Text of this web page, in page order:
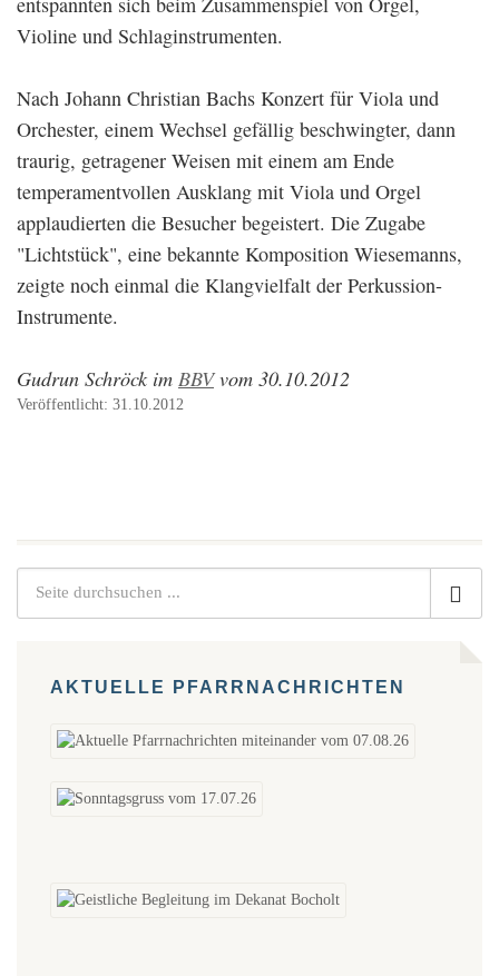
Violine und Schlaginstrumenten.
Nach Johann Christian Bachs Konzert für Viola und
Orchester, einem Wechsel gefällig beschwingter, dann
traurig, getragener Weisen mit einem am Ende
temperamentvollen Ausklang mit Viola und Orgel
applaudierten die Besucher begeistert. Die Zugabe
"Lichtstück", eine bekannte Komposition Wiesemanns,
zeigte noch einmal die Klangvielfalt der Perkussion-
Instrumente.
Gudrun Schröck im BBVvom 30.10.2012
Veröffentlicht: 31.10.2012
AKTUELLE PFARRNACHRICHTEN